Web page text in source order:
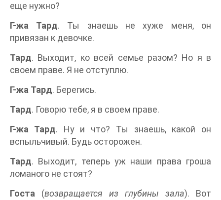
еще нужно?
Г-жа Тард. Ты знаешь не хуже меня, он
привязан к девочке.
Тард. Выходит, ко всей семье разом? Но я в
своем праве. Я не отступлю.
Г-жа Тард. Берегись.
Тард. Говорю тебе, я в своем праве.
Г-жа Тард. Ну и что? Ты знаешь, какой он
вспыльчивый. Будь осторожен.
Тард. Выходит, теперь уж наши права гроша
ломаного не стоят?
Госта (возвращается из глубины зала). Вот